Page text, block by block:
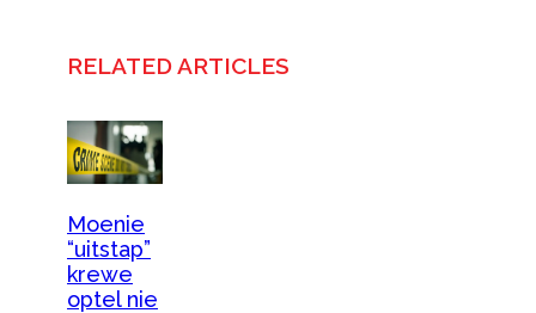
RELATED ARTICLES
Moenie
“uitstap”
krewe
optel nie